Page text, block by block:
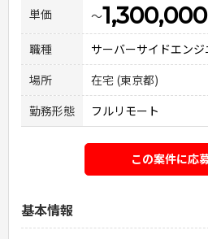
単価 〜1,300,000
職種
サーバーサイドエンジ
場所
在宅 (東京都)
勤務形態
フルリモート
この案件に応
基本情報